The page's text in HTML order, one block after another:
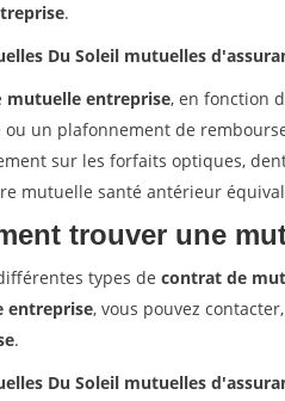
.
Du Soleil mutuelles
mutuelle entreprise, en fonction
un plafonnement de
sur les forfaits optiques,
mutuelle santé antérieur
trouver une
types de contrat de
entreprise, vous pouvez
.
Du Soleil mutuelles